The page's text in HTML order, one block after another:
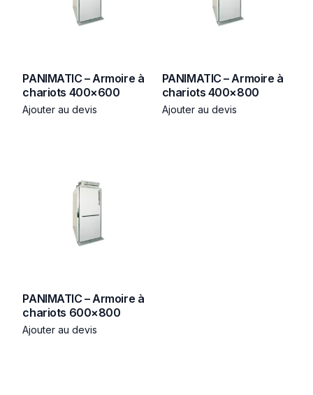
PANIMATIC – Armoire à
chariots 400×600
Ajouter au devis
PANIMATIC – Armoire à
chariots 400×800
Ajouter au devis
PANIMATIC – Armoire à
chariots 600×800
Ajouter au devis